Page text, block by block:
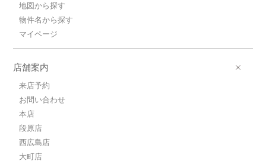
地図から探す
物件名から探す
マイページ
店舗案内
来店予約
お問い合わせ
本店
段原店
西広島店
大町店